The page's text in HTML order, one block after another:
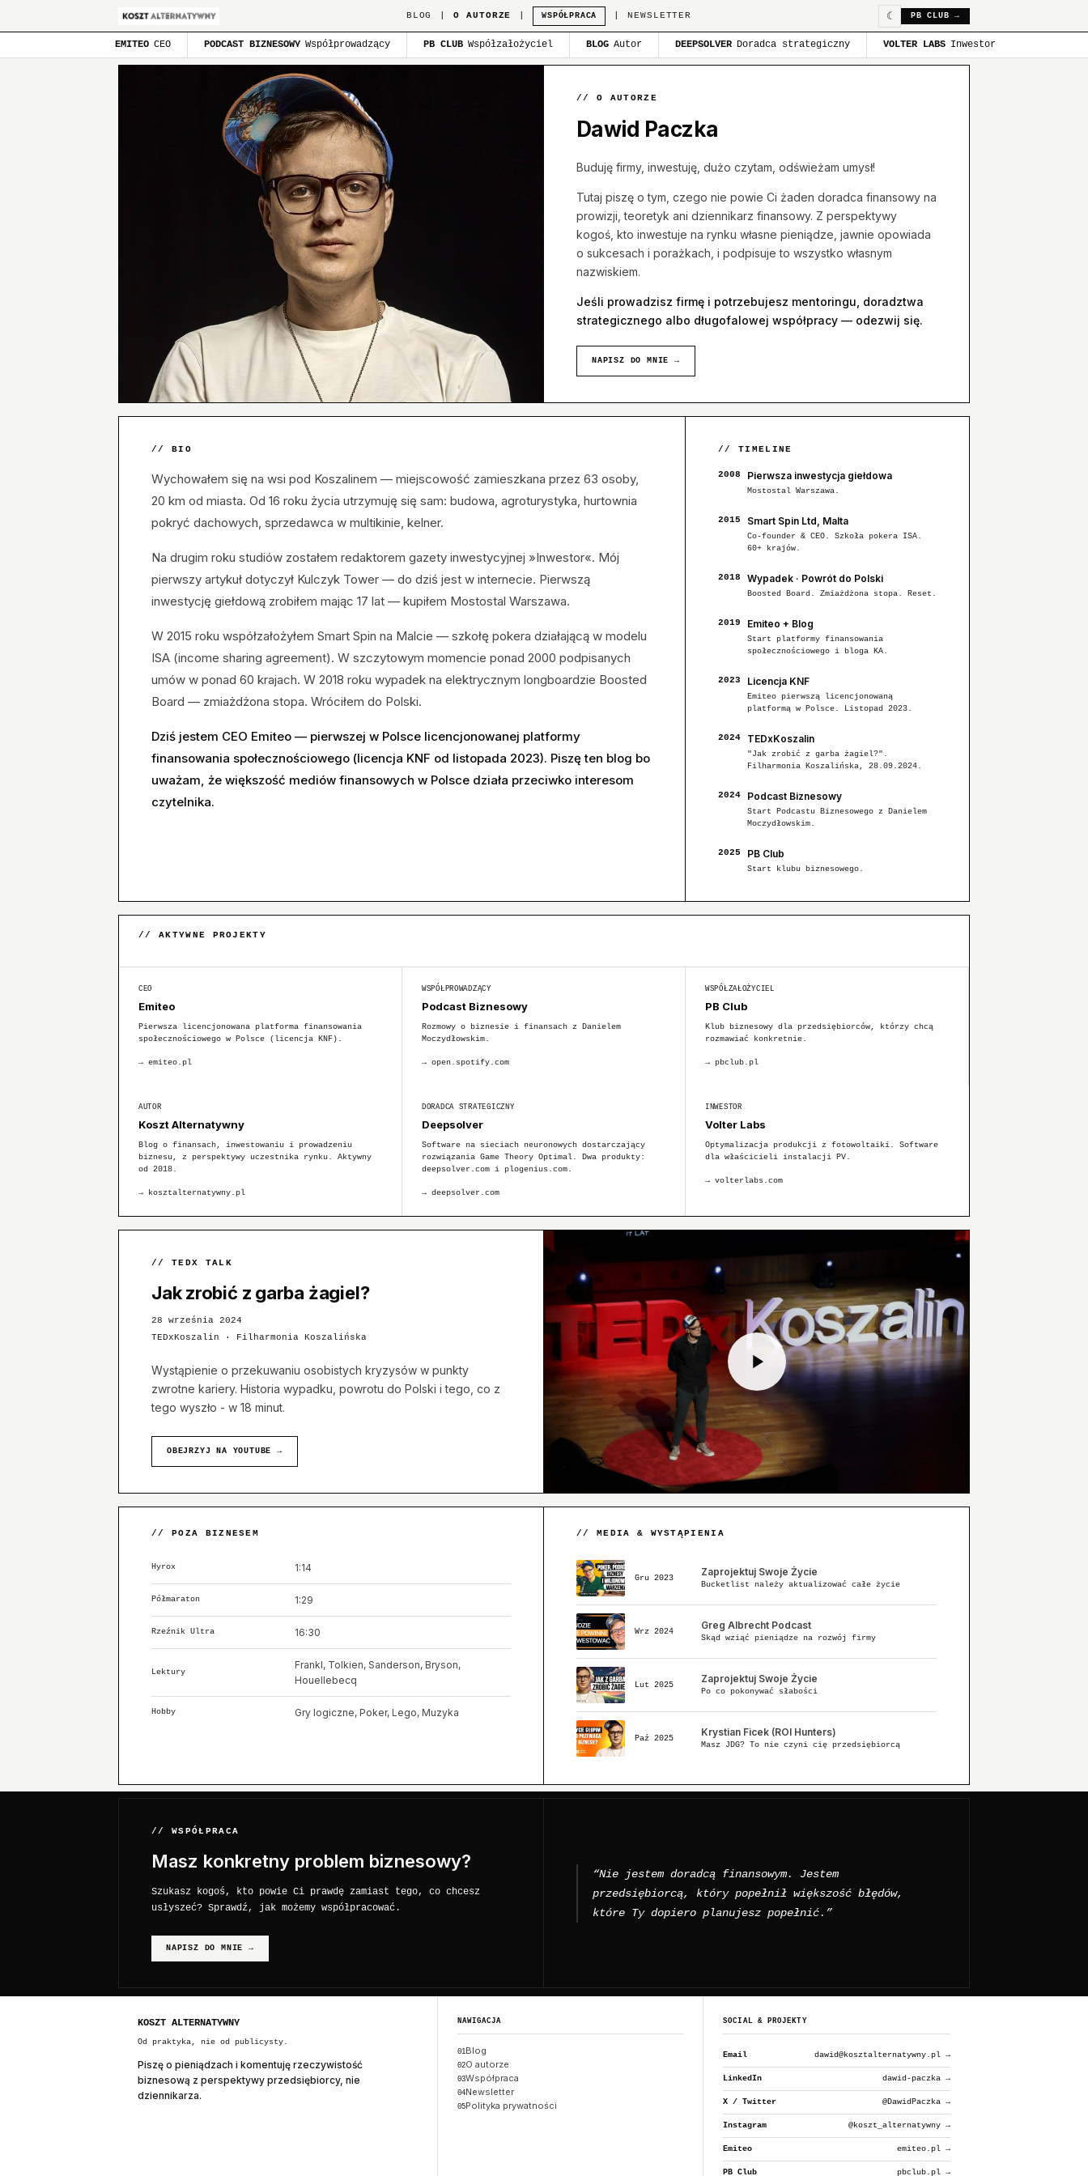
BLOG O AUTORZE WSPÓŁPRACA NEWSLETTER ☾ PB CLUB →
EMITEO CEO PODCAST BIZNESOWY Współprowadzący PB CLUB Współzałożyciel BLOG Autor DEEPSOLVER Doradca strategiczny VOLTER LABS Inwestor
// O AUTORZE
Dawid Paczka
Buduję firmy, inwestuję, dużo czytam, odświeżam umysł!
Tutaj piszę o tym, czego nie powie Ci żaden doradca finansowy na
prowizji, teoretyk ani dziennikarz finansowy. Z perspektywy
kogoś, kto inwestuje na rynku własne pieniądze, jawnie opowiada
o sukcesach i porażkach, i podpisuje to wszystko własnym
nazwiskiem.
Jeśli prowadzisz firmę i potrzebujesz mentoringu, doradztwa
strategicznego albo długofalowej współpracy — odezwij się.
NAPISZ DO MNIE →
// BIO
Wychowałem się na wsi pod Koszalinem — miejscowość zamieszkana przez 63 osoby,
20 km od miasta. Od 16 roku życia utrzymuję się sam: budowa, agroturystyka, hurtownia
pokryć dachowych, sprzedawca w multikinie, kelner.
Na drugim roku studiów zostałem redaktorem gazety inwestycyjnej »Inwestor«. Mój
pierwszy artykuł dotyczył Kulczyk Tower — do dziś jest w internecie. Pierwszą
inwestycję giełdową zrobiłem mając 17 lat — kupiłem Mostostal Warszawa.
W 2015 roku współzałożyłem Smart Spin na Malcie — szkołę pokera działającą w modelu
ISA (income sharing agreement). W szczytowym momencie ponad 2000 podpisanych
umów w ponad 60 krajach. W 2018 roku wypadek na elektrycznym longboardzie Boosted
Board — zmiażdżona stopa. Wróciłem do Polski.
Dziś jestem CEO Emiteo — pierwszej w Polsce licencjonowanej platformy
finansowania społecznościowego (licencja KNF od listopada 2023). Piszę ten blog bo
uważam, że większość mediów finansowych w Polsce działa przeciwko interesom
czytelnika.
// TIMELINE
2008 Pierwsza inwestycja giełdowa
Mostostal Warszawa.
2015 Smart Spin Ltd, Malta
Co-founder & CEO. Szkoła pokera ISA.
60+ krajów.
2018 Wypadek · Powrót do Polski
Boosted Board. Zmiażdżona stopa. Reset.
2019 Emiteo + Blog
Start platformy finansowania
społecznościowego i bloga KA.
2023 Licencja KNF
Emiteo pierwszą licencjonowaną
platformą w Polsce. Listopad 2023.
2024 TEDxKoszalin
"Jak zrobić z garba żagiel?".
Filharmonia Koszalińska, 28.09.2024.
2024 Podcast Biznesowy
Start Podcastu Biznesowego z Danielem
Moczydłowskim.
2025 PB Club
Start klubu biznesowego.
// AKTYWNE PROJEKTY
CEO
Emiteo
Pierwsza licencjonowana platforma finansowania
społecznościowego w Polsce (licencja KNF).
→ emiteo.pl
WSPÓŁPROWADZĄCY
Podcast Biznesowy
Rozmowy o biznesie i finansach z Danielem
Moczydłowskim.
→ open.spotify.com
WSPÓŁZAŁOŻYCIEL
PB Club
Klub biznesowy dla przedsiębiorców, którzy chcą
rozmawiać konkretnie.
→ pbclub.pl
AUTOR
Koszt Alternatywny
Blog o finansach, inwestowaniu i prowadzeniu
biznesu, z perspektywy uczestnika rynku. Aktywny
od 2018.
→ kosztalternatywny.pl
DORADCA STRATEGICZNY
Deepsolver
Software na sieciach neuronowych dostarczający
rozwiązania Game Theory Optimal. Dwa produkty:
deepsolver.com i plogenius.com.
→ deepsolver.com
INWESTOR
Volter Labs
Optymalizacja produkcji z fotowoltaiki. Software
dla właścicieli instalacji PV.
→ volterlabs.com
// TEDX TALK
Jak zrobić z garba żagiel?
28 września 2024
TEDxKoszalin · Filharmonia Koszalińska
Wystąpienie o przekuwaniu osobistych kryzysów w punkty
zwrotne kariery. Historia wypadku, powrotu do Polski i tego, co z
tego wyszło - w 18 minut.
OBEJRZYJ NA YOUTUBE →
// POZA BIZNESEM
Hyrox 1:14
Półmaraton 1:29
Rzeźnik Ultra 16:30
Lektury
Frankl, Tolkien, Sanderson, Bryson,
Houellebecq
Hobby Gry logiczne, Poker, Lego, Muzyka
// MEDIA & WYSTĄPIENIA
Gru 2023 Zaprojektuj Swoje Życie
Bucketlist należy aktualizować całe życie
Wrz 2024 Greg Albrecht Podcast
Skąd wziąć pieniądze na rozwój firmy
Lut 2025 Zaprojektuj Swoje Życie
Po co pokonywać słabości
Paź 2025 Krystian Ficek (ROI Hunters)
Masz JDG? To nie czyni cię przedsiębiorcą
// WSPÓŁPRACA
Masz konkretny problem biznesowy?
Szukasz kogoś, kto powie Ci prawdę zamiast tego, co chcesz
usłyszeć? Sprawdź, jak możemy współpracować.
NAPISZ DO MNIE →
“Nie jestem doradcą finansowym. Jestem
przedsiębiorcą, który popełnił większość błędów,
które Ty dopiero planujesz popełnić.”
KOSZT ALTERNATYWNY
Od praktyka, nie od publicysty.
Piszę o pieniądzach i komentuję rzeczywistość
biznesową z perspektywy przedsiębiorcy, nie
dziennikarza.
NAWIGACJA
01Blog
02O autorze
03Współpraca
04Newsletter
05Polityka prywatności
SOCIAL & PROJEKTY
Email dawid@kosztalternatywny.pl →
LinkedIn dawid-paczka →
X / Twitter @DawidPaczka →
Instagram @koszt_alternatywny →
Emiteo emiteo.pl →
PB Club pbclub.pl →